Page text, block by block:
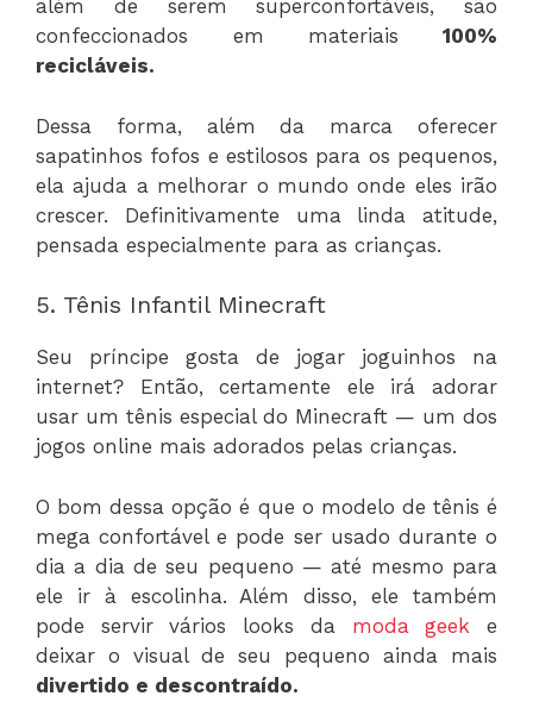
além de serem superconfortáveis, são
confeccionados em materiais 100%
recicláveis.
Dessa forma, além da marca oferecer
sapatinhos fofos e estilosos para os pequenos,
ela ajuda a melhorar o mundo onde eles irão
crescer. Definitivamente uma linda atitude,
pensada especialmente para as crianças.
5. Tênis Infantil Minecraft
Seu príncipe gosta de jogar joguinhos na
internet? Então, certamente ele irá adorar
usar um tênis especial do Minecraft — um dos
jogos online mais adorados pelas crianças.
O bom dessa opção é que o modelo de tênis é
mega confortável e pode ser usado durante o
dia a dia de seu pequeno — até mesmo para
ele ir à escolinha. Além disso, ele também
pode servir vários looks da moda geek e
deixar o visual de seu pequeno ainda mais
divertido e descontraído.